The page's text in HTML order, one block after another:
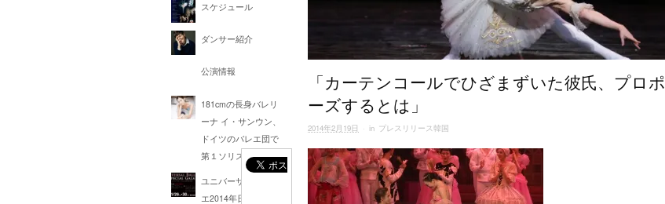
スケジュール
ダンサー紹介
公演情報
181cmの長身バレリ
ーナ イ・サンウン、
ドイツのバレエ団で
第１ソリストに昇格
ユニバーサル・バレ
エ2014年日本公演＜
「カーテンコールでひざまずいた彼氏、プロポ
ーズするとは」
2014年2月19日 · in プレスリリース韓国